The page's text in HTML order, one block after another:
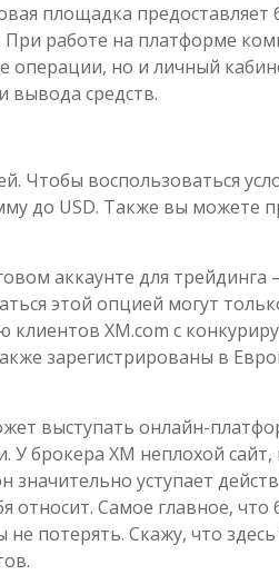
площадка
При работе на платформе
но и личный
средств.
Чтобы воспользоваться
до USD. Также вы можете
аккаунте для трейдинга
этой опцией могут
клиентов XM.com с
зарегистрированы в
выступать онлайн-
У брокера ХМ неплохой
значительно уступает
Самое главное, что
потерять. Скажу, что